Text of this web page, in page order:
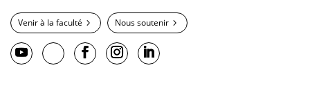
Venir à la faculté Nous soutenir